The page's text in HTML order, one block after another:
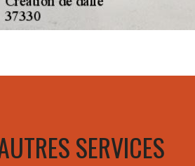
SERVICES